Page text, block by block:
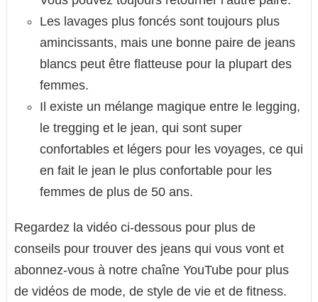
Les lavages plus foncés sont toujours plus
amincissants, mais une bonne paire de jeans
blancs peut être flatteuse pour la plupart des
femmes.
Il existe un mélange magique entre le legging,
le tregging et le jean, qui sont super
confortables et légers pour les voyages, ce qui
en fait le jean le plus confortable pour les
femmes de plus de 50 ans.
Regardez la vidéo ci-dessous pour plus de
conseils pour trouver des jeans qui vous vont et
abonnez-vous à notre chaîne YouTube pour plus
de vidéos de mode, de style de vie et de fitness.